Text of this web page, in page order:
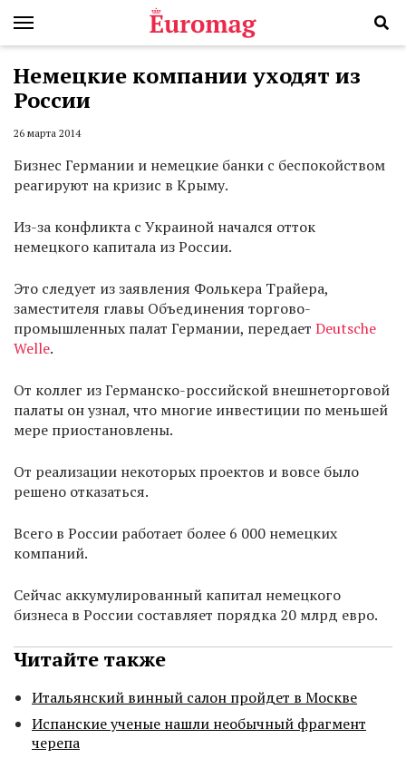
Немецкие компании уходят из
России
26 марта 2014
Бизнес Германии и немецкие банки с беспокойством
реагируют на кризис в Крыму.
Из-за конфликта с Украиной начался отток
немецкого капитала из России.
Это следует из заявления Фолькера Трайера,
заместителя главы Объединения торгово-
промышленных палат Германии, передает Deutsche
Welle.
От коллег из Германско-российской внешнеторговой
палаты он узнал, что многие инвестиции по меньшей
мере приостановлены.
От реализации некоторых проектов и вовсе было
решено отказаться.
Всего в России работает более 6 000 немецких
компаний.
Сейчас аккумулированный капитал немецкого
бизнеса в России составляет порядка 20 млрд евро.
Читайте также
Итальянский винный салон пройдет в Москве
Испанские ученые нашли необычный фрагмент
черепа